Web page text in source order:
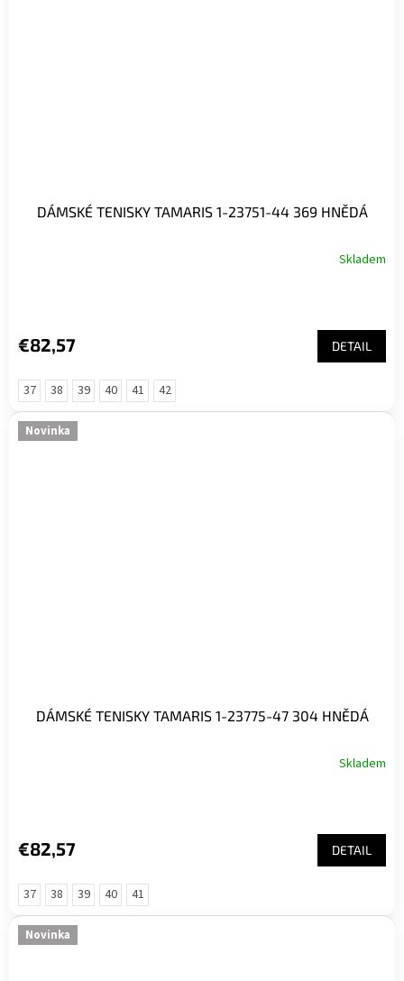
DÁMSKÉ TENISKY TAMARIS 1-23751-44 369 HNĚDÁ
Skladem
€82,57 DETAIL
37 38 39 40 41 42
Novinka
DÁMSKÉ TENISKY TAMARIS 1-23775-47 304 HNĚDÁ
Skladem
€82,57 DETAIL
37 38 39 40 41
Novinka